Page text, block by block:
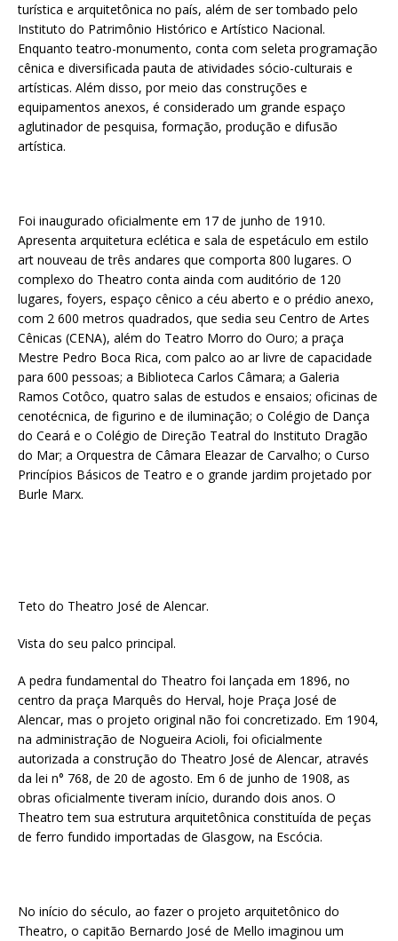
turística e arquitetônica no país, além de ser tombado pelo
Instituto do Patrimônio Histórico e Artístico Nacional.
Enquanto teatro-monumento, conta com seleta programação
cênica e diversificada pauta de atividades sócio-culturais e
artísticas. Além disso, por meio das construções e
equipamentos anexos, é considerado um grande espaço
aglutinador de pesquisa, formação, produção e difusão
artística.
Foi inaugurado oficialmente em 17 de junho de 1910.
Apresenta arquitetura eclética e sala de espetáculo em estilo
art nouveau de três andares que comporta 800 lugares. O
complexo do Theatro conta ainda com auditório de 120
lugares, foyers, espaço cênico a céu aberto e o prédio anexo,
com 2 600 metros quadrados, que sedia seu Centro de Artes
Cênicas (CENA), além do Teatro Morro do Ouro; a praça
Mestre Pedro Boca Rica, com palco ao ar livre de capacidade
para 600 pessoas; a Biblioteca Carlos Câmara; a Galeria
Ramos Cotôco, quatro salas de estudos e ensaios; oficinas de
cenotécnica, de figurino e de iluminação; o Colégio de Dança
do Ceará e o Colégio de Direção Teatral do Instituto Dragão
do Mar; a Orquestra de Câmara Eleazar de Carvalho; o Curso
Princípios Básicos de Teatro e o grande jardim projetado por
Burle Marx.
Teto do Theatro José de Alencar.
Vista do seu palco principal.
A pedra fundamental do Theatro foi lançada em 1896, no
centro da praça Marquês do Herval, hoje Praça José de
Alencar, mas o projeto original não foi concretizado. Em 1904,
na administração de Nogueira Acioli, foi oficialmente
autorizada a construção do Theatro José de Alencar, através
da lei n° 768, de 20 de agosto. Em 6 de junho de 1908, as
obras oficialmente tiveram início, durando dois anos. O
Theatro tem sua estrutura arquitetônica constituída de peças
de ferro fundido importadas de Glasgow, na Escócia.
No início do século, ao fazer o projeto arquitetônico do
Theatro, o capitão Bernardo José de Mello imaginou um